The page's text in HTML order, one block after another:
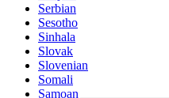
Serbian
Sesotho
Sinhala
Slovak
Slovenian
Somali
Samoan